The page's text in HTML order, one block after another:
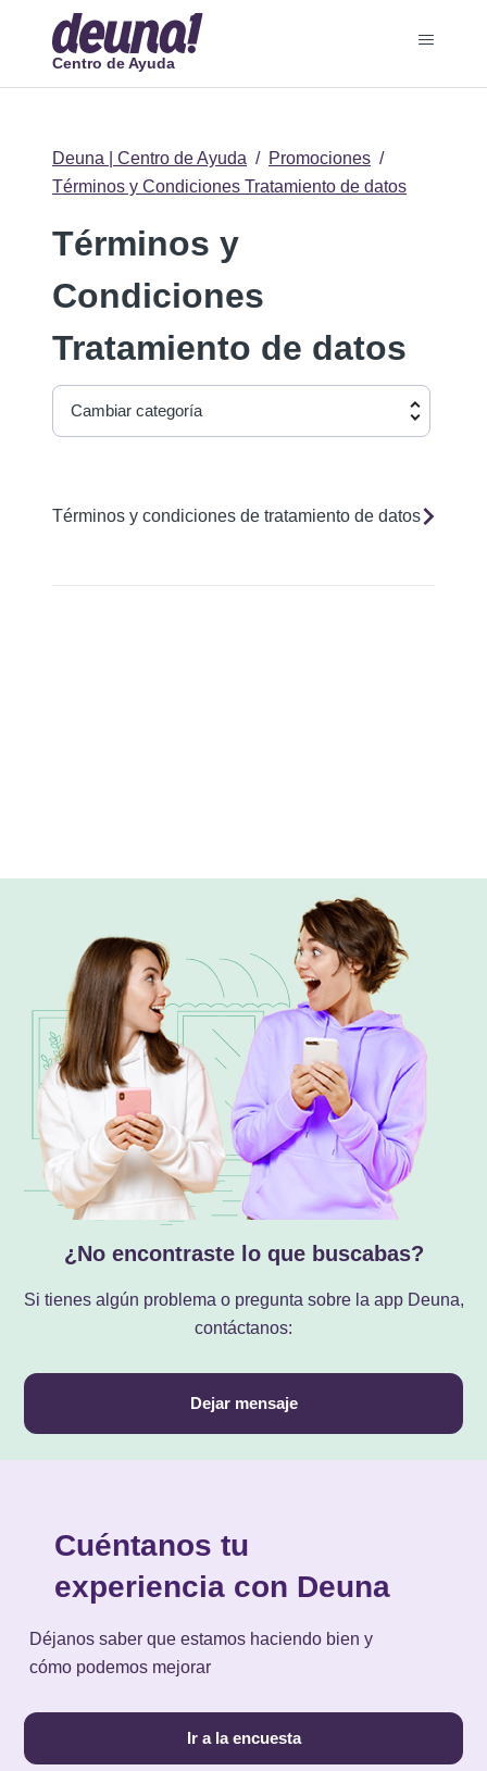
Centro de Ayuda
Deuna | Centro de Ayuda
Promociones
Términos y Condiciones Tratamiento de datos
Términos y
Condiciones
Tratamiento de datos
Cambiar categoría
Términos y condiciones de tratamiento de datos
¿No encontraste lo que buscabas?
Si tienes algún problema o pregunta sobre la app Deuna,
contáctanos:
Dejar mensaje
Cuéntanos tu
experiencia con Deuna
Déjanos saber que estamos haciendo bien y
cómo podemos mejorar
Ir a la encuesta